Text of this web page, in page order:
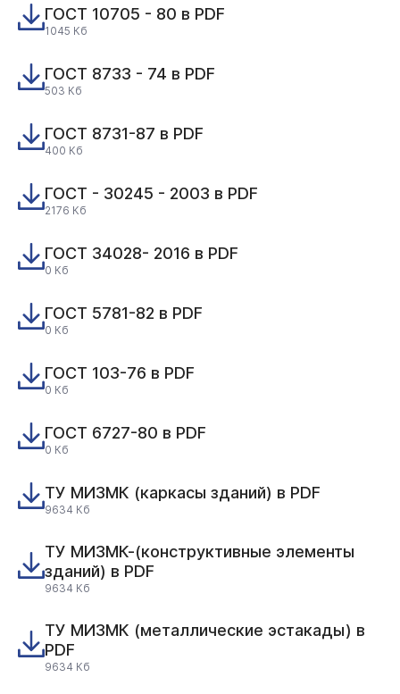
ГОСТ 10705 - 80 в PDF
1045 Кб
ГОСТ 8733 - 74 в PDF
503 Кб
ГОСТ 8731-87 в PDF
400 Кб
ГОСТ - 30245 - 2003 в PDF
2176 Кб
ГОСТ 34028- 2016 в PDF
0 Кб
ГОСТ 5781-82 в PDF
0 Кб
ГОСТ 103-76 в PDF
0 Кб
ГОСТ 6727-80 в PDF
0 Кб
ТУ МИЗМК (каркасы зданий) в PDF
9634 Кб
ТУ МИЗМК-(конструктивные элементы
зданий) в PDF
9634 Кб
ТУ МИЗМК (металлические эстакады) в
PDF
9634 Кб